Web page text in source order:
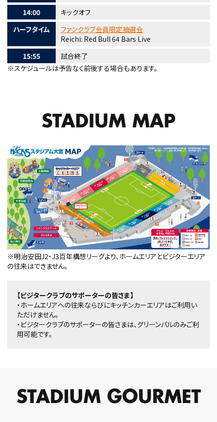
14:00
キックオフ
ハーフタイム
ファンクラブ会員限定抽選会
Reichi: Red Bull 64 Bars Live
15:55
試合終了
※スケジュールは予告なく前後する場合もあります。
STADIUM MAP
※明治安田J2・J3百年構想リーグより、ホームエリアとビジターエリア
の往来はできません。
【ビジタークラブのサポーターの皆さま】
・ホームエリアへの往来ならびにキッチンカーエリアはご利用い
ただけません。
・ビジタークラブのサポーターの皆さまは、グリーンパルのみご利
用可能です。
STADIUM GOURMET